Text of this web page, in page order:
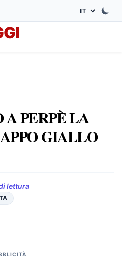
A PERPÈ LA
GIALLO
lettura